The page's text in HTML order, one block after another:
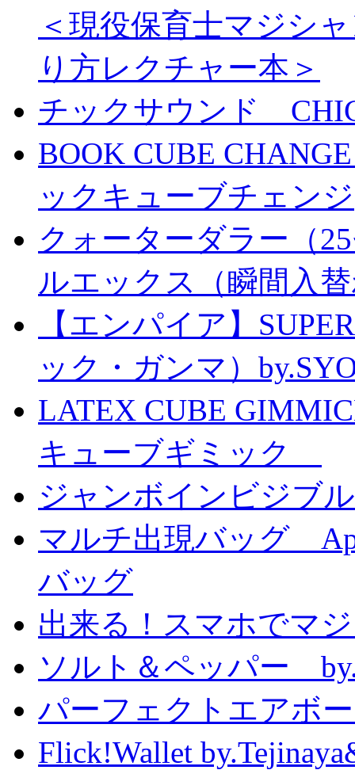
＜現役保育士マジシ
り方レクチャー本＞
チックサウンド
BOOK CUBE
ックキューブチェンジ
クォーターダラー（
ルエックス（瞬間入
【エンパイア】
ック・ガンマ）
LATEX CUBE
キューブギミック
ジャンボインビジブ
マルチ出現バッグ
バッグ
出来る！スマホでマ
ソルト＆ペッパー
パーフェクトエアボ
Flick!Wallet